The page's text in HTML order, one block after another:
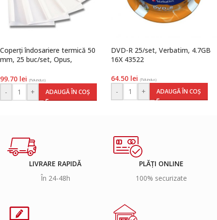
Coperți îndosariere termică 50
mm, 25 buc/set, Opus,
99.70 lei (TVA inclus)
- + ADAUGĂ ÎN COȘ
DVD-R 25/set, Verbatim, 4.7GB
16X 43522
64.50 lei (TVA inclus)
- + ADAUGĂ ÎN COȘ
LIVRARE RAPIDĂ
În 24-48h
PLĂȚI ONLINE
100% securizate